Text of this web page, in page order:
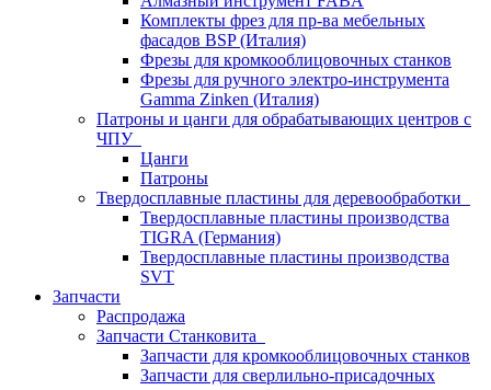
Комплекты фрез для пр-ва мебельных
фасадов BSP (Италия)
Фрезы для кромкооблицовочных станков
Фрезы для ручного электро-инструмента
Gamma Zinken (Италия)
Патроны и цанги для обрабатывающих центров с
ЧПУ
Цанги
Патроны
Твердосплавные пластины для деревообработки
Твердосплавные пластины производства
TIGRA (Германия)
Твердосплавные пластины производства
SVT
Запчасти
Распродажа
Запчасти Станковита
Запчасти для кромкооблицовочных станков
Запчасти для сверлильно-присадочных